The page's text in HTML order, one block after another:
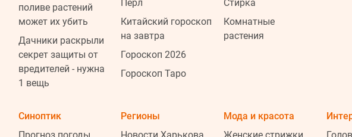
поливе растений
может их убить
Дачники раскрыли
секрет защиты от
вредителей - нужна
1 вещь
Перл
Китайский гороскоп
на завтра
Гороскоп 2026
Гороскоп Таро
Стирка
Комнатные
растения
Синоптик
Регионы
Мода и красота